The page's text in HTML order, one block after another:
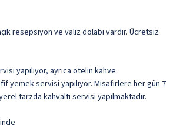
resepsiyon ve valiz dolabı vardır. Ücretsiz
yapılıyor, ayrıca otelin kahve
yemek servisi yapılıyor. Misafirlere her gün 7
tarzda kahvaltı servisi yapılmaktadır.